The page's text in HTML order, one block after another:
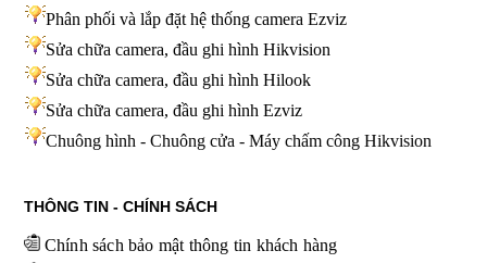
Phân phối và lắp đặt hệ thống camera Ezviz
Sửa chữa camera, đầu ghi hình Hikvision
Sửa chữa camera, đầu ghi hình Hilook
Sửa chữa camera, đầu ghi hình Ezviz
Chuông hình - Chuông cửa - Máy chấm công Hikvision
THÔNG TIN - CHÍNH SÁCH
Chính sách bảo mật thông tin khách hàng